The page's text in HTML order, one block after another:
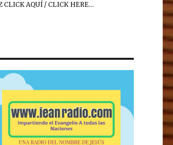
CLICK AQUÍ / CLICK HERE…